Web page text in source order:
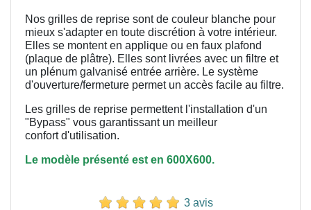
Nos grilles de reprise sont de couleur blanche pour
mieux s'adapter en toute discrétion à votre intérieur.
Elles se montent en applique ou en faux plafond
(plaque de plâtre). Elles sont livrées avec un filtre et
un plénum galvanisé entrée arrière. Le système
d'ouverture/fermeture permet un accès facile au filtre.
Les grilles de reprise permettent l'installation d'un
"Bypass" vous garantissant un meilleur
confortd'utilisation.
Le modèle présenté est en 600X600.
3 avis